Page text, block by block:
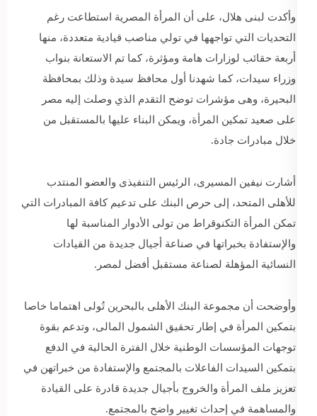
وأكدت لبنى هلال، على أن المرأة المصرية استطاعت رغم
التحديات التي تواجهها في تولي مناصب قيادية متعددة، منها
أربعة حقائب لوزارات هامة ومؤثرة، كما تم الاستعانة بنواب
وزراء سيدات، كما شهدنا أول محافظ سيدة وذلك بمحافظة
البحيرة، وهى مؤشرات توضح التقدم الذي وصلت إليه مصر
على صعيد تمكين المرأة، ويمكن البناء عليها بالمستقبل من
خلال مبادرات جادة.
أشارت نيفين المسيرى، الرئيس التنفيذى والعضو المنتدب
للأهلى المتحد، إلى حرص البنك على تدعيم كافة المبادرات التي
تمكن المرأة التكنوقراط من تولى الأدوار المناسبة لها
والإستفادة بخبراتها في صناعة أجيال جديدة من القيادات
النسائية المؤهلة لصناعة مستقبل أفضل لمصر.
وأوضحت أن مجموعة البنك الأهلى بالبحرين تُولى اهتماما خاصا
بتمكين المرأة في إطار تحقيق الشمول المالى، وتدعم بقوة
توجهات المؤسسات الوطنية خلال الفترة الحالية في الدفع
بتمكين السيدات الفاعلات بالمجتمع والإستفادة من خبراتهن في
تعزيز ملف المرأة والخروج بأجيال جديدة قادرة على القيادة
والمساهمة في إحداث تغيير واضح بالمجتمع.